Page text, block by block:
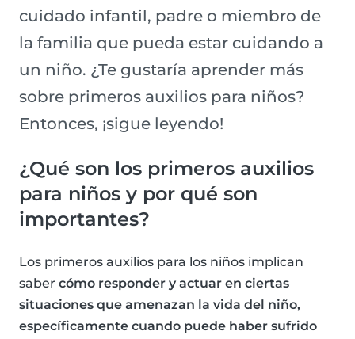
cuidado infantil, padre o miembro de
la familia que pueda estar cuidando a
un niño. ¿Te gustaría aprender más
sobre primeros auxilios para niños?
Entonces, ¡sigue leyendo!
¿Qué son los primeros auxilios
para niños y por qué son
importantes?
Los primeros auxilios para los niños implican
saber cómo responder y actuar en ciertas
situaciones que amenazan la vida del niño,
específicamente cuando puede haber sufrido